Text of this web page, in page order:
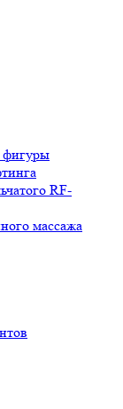
фигуры
RF-
массажа